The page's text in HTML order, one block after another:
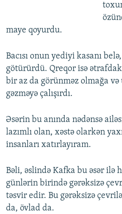
maye qoyurdu.
Bacısı onun yediyi kasanı
götürürdü. Qreqor isə
bir az da görünməz olmağa
gəzməyə çalışırdı.
Əsərin bu anında nədənsə
lazımlı olan, xəstə olarkən
insanları xatırlayıram.
Bəli, əslində Kafka bu əsər ilə
günlərin birində gərəksizə
təsvir edir. Bu gərəksizə
da, övlad da.